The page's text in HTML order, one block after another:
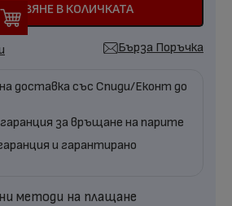
ДОБАВЯНЕ В КОЛИЧКАТА
Бърза Поръчка
доставка със Спиди/Еконт до
за връщане на парите
и гарантирано
методи на плащане